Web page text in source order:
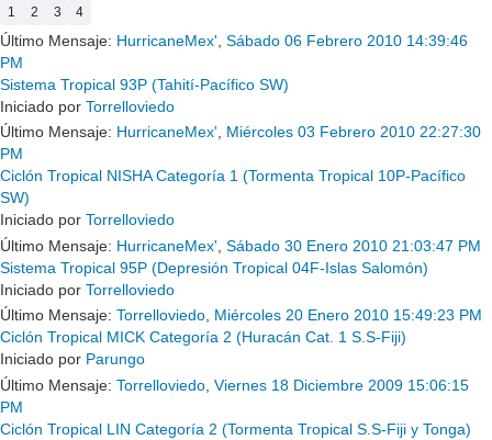
1 2 3 4
Último Mensaje: HurricaneMex' Sábado 06 Febrero 2010 14:39:46
PM
Sistema Tropical 93P (Tahití-Pacífico SW)
Iniciado por Torrelloviedo
Último Mensaje: HurricaneMex', Miércoles 03 Febrero 2010 22:27:30
PM
Ciclón Tropical NISHA Categoría 1 (Tormenta Tropical 10P-Pacífico
SW)
Iniciado por Torrelloviedo
Último Mensaje: HurricaneMex' Sábado 30 Enero 2010 21:03:47 PM
Sistema Tropical 95P (Depresión Tropical 04F-Islas Salomón)
Iniciado por Torrelloviedo
Último Mensaje: Torrelloviedo, Miércoles 20 Enero 2010 15:49:23 PM
Ciclón Tropical MICK Categoría 2 (Huracán Cat. 1 S.S-Fiji)
Iniciado por Parungo
Último Mensaje: Torrelloviedo Viernes 18 Diciembre 2009 15:06:15
PM
Ciclón Tropical LIN Categoría 2 (Tormenta Tropical S.S-Fiji y Tonga)